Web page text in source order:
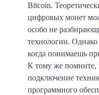
Bitcoin.
цифровых монет
особо не
технологии. Однако
когда понимаешь
К тому же помните,
подключение
программного